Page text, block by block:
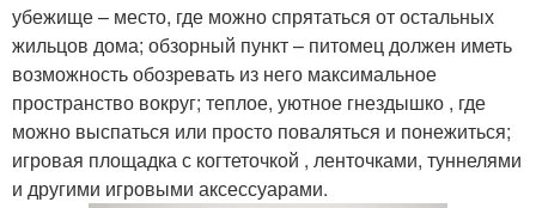
убежище – место, где можно спрятаться от остальных
жильцов дома; обзорный пункт – питомец должен иметь
возможность обозревать из него максимальное
пространство вокруг; теплое, уютное гнездышко , где
можно выспаться или просто поваляться и понежиться;
игровая площадка с когтеточкой , ленточками, туннелями
и другими игровыми аксессуарами.